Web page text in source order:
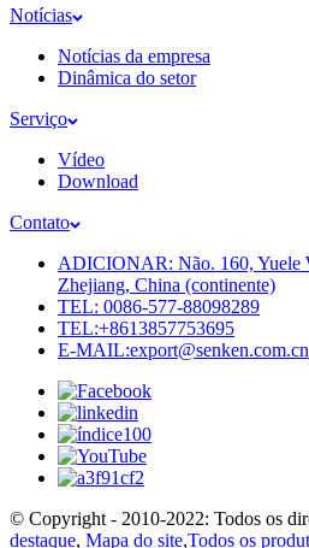
Notícias
Notícias da empresa
Dinâmica do setor
Serviço
Vídeo
Download
Contato
ADICIONAR: Não. 160, Yuele
Zhejiang, China (continente)
TEL: 0086-577-88098289
TEL:+8613857753695
E-MAIL:export@senken.com.cn
© Copyright - 2010-2022: Todos os
destaque, Mapa do site,Todos os